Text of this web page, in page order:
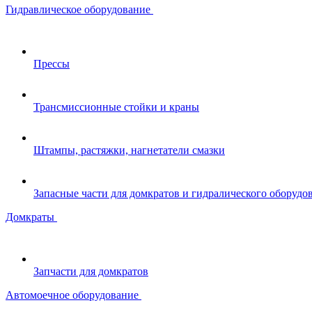
Гидравлическое оборудование
Прессы
Трансмиссионные стойки и краны
Штампы, растяжки, нагнетатели смазки
Запасные части для домкратов и гидралического
Домкраты
Запчасти для домкратов
Автомоечное оборудование